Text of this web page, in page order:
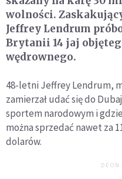
wolności.
Jeffrey Lendrum
Brytanii 14 jaj
wędrownego.
48-letni Jeffrey Lendrum,
zamierzał udać się do
sportem narodowym i
można sprzedać nawet za
dolarów.